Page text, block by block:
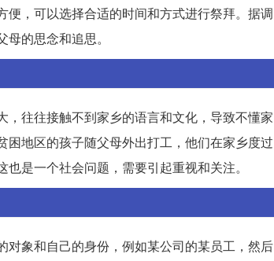
，可以选择合适的时间和方式进行祭拜。据调
的思念和追思。
往往接触不到家乡的语言和文化，导致不懂家
地区的孩子随父母外出打工，他们在家乡度过
是一个社会问题，需要引起重视和关注。
象和自己的身份，例如某公司的某员工，然后